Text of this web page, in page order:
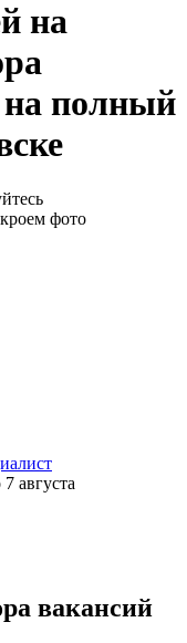
на
на полный
фото
7 августа
вакансий